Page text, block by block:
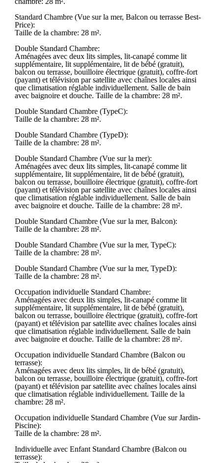
Standard Chambre (Vue sur la mer, Balcon ou terrasse Best-
Price):
Taille de la chambre: 28 m².
Double Standard Chambre:
Aménagées avec deux lits simples, lit-canapé comme lit
supplémentaire, lit supplémentaire, lit de bébé (gratuit),
balcon ou terrasse, bouilloire électrique (gratuit), coffre-fort
(payant) et télévision par satellite avec chaînes locales ainsi
que climatisation réglable individuellement. Salle de bain
avec baignoire et douche. Taille de la chambre: 28 m².
Double Standard Chambre (TypeC):
Taille de la chambre: 28 m².
Double Standard Chambre (TypeD):
Taille de la chambre: 28 m².
Double Standard Chambre (Vue sur la mer):
Aménagées avec deux lits simples, lit-canapé comme lit
supplémentaire, lit supplémentaire, lit de bébé (gratuit),
balcon ou terrasse, bouilloire électrique (gratuit), coffre-fort
(payant) et télévision par satellite avec chaînes locales ainsi
que climatisation réglable individuellement. Salle de bain
avec baignoire et douche. Taille de la chambre: 28 m².
Double Standard Chambre (Vue sur la mer, Balcon):
Taille de la chambre: 28 m².
Double Standard Chambre (Vue sur la mer, TypeC):
Taille de la chambre: 28 m².
Double Standard Chambre (Vue sur la mer, TypeD):
Taille de la chambre: 28 m².
Occupation individuelle Standard Chambre:
Aménagées avec deux lits simples, lit-canapé comme lit
supplémentaire, lit supplémentaire, lit de bébé (gratuit),
balcon ou terrasse, bouilloire électrique (gratuit), coffre-fort
(payant) et télévision par satellite avec chaînes locales ainsi
que climatisation réglable individuellement. Salle de bain
avec baignoire et douche. Taille de la chambre: 28 m².
Occupation individuelle Standard Chambre (Balcon ou
terrasse):
Aménagées avec deux lits simples, lit de bébé (gratuit),
balcon ou terrasse, bouilloire électrique (gratuit), coffre-fort
(payant) et télévision par satellite avec chaînes locales ainsi
que climatisation réglable individuellement. Taille de la
chambre: 28 m².
Occupation individuelle Standard Chambre (Vue sur Jardin-
Piscine):
Taille de la chambre: 28 m².
Individuelle avec Enfant Standard Chambre (Balcon ou
terrasse):